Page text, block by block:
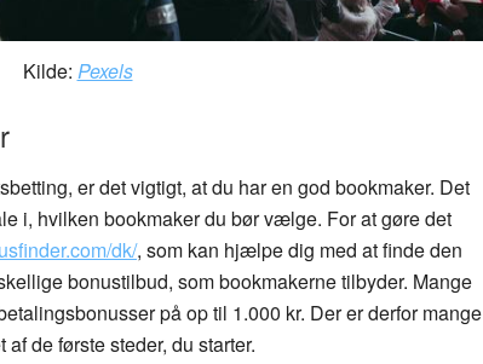
Kilde: Pexels
er det vigtigt, at du har en god bookmaker. Det
i, hvilken bookmaker du bør vælge. For at gøre det
dk/, som kan hjælpe dig med at finde den
bonustilbud, som bookmakerne tilbyder. Mange
på op til 1.000 kr. Der er derfor mange
de første steder, du starter.